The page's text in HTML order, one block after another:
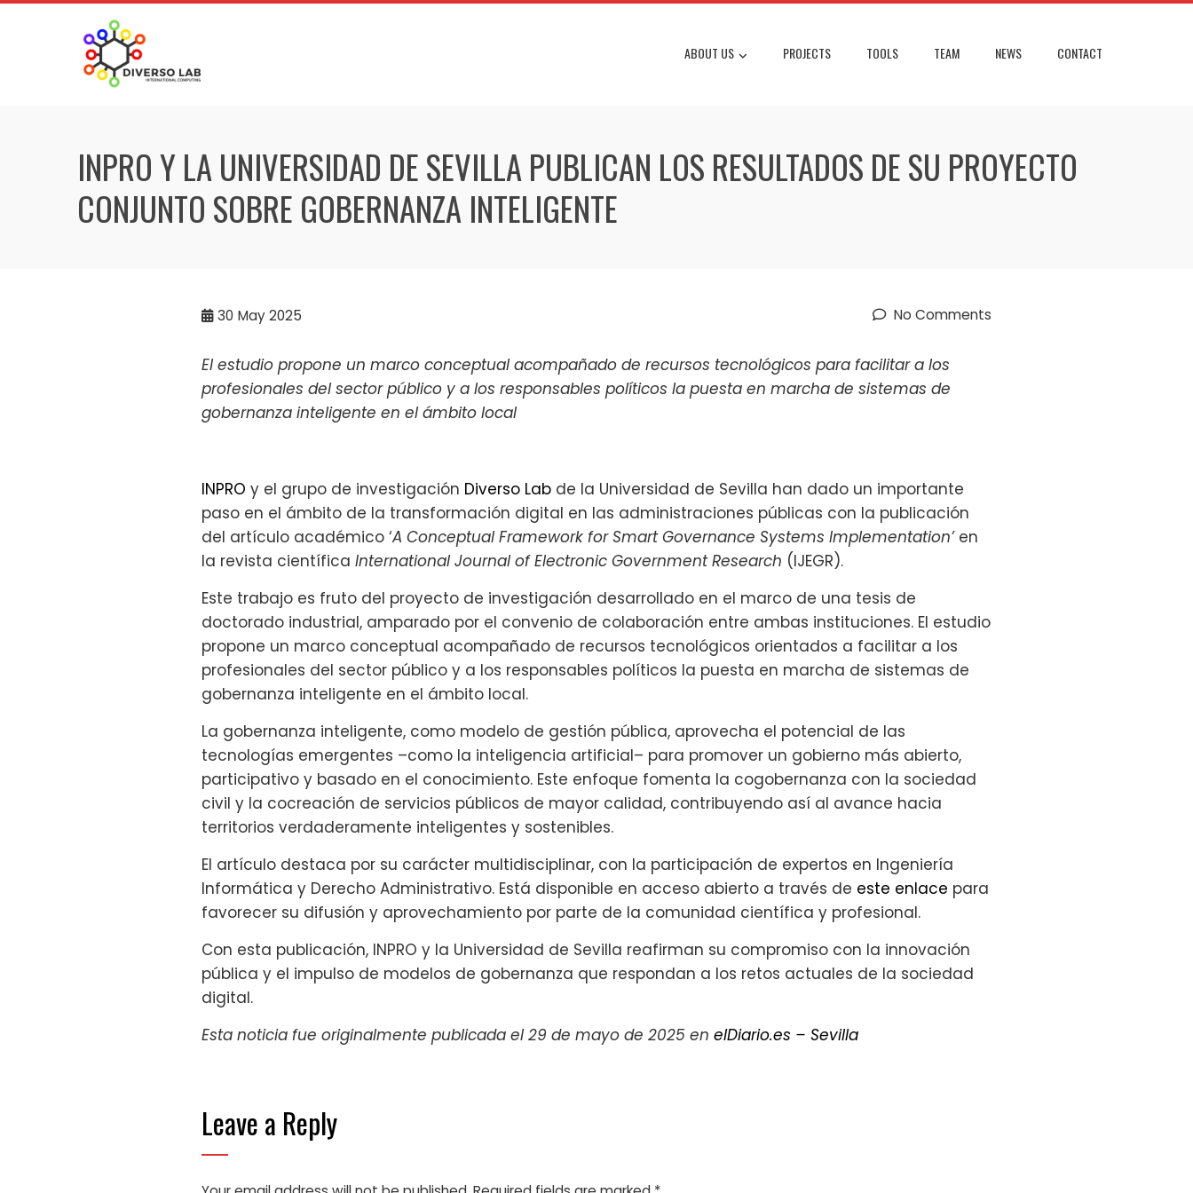
ABOUT US PROJECTS TOOLS TEAM NEWS CONTACT
INPRO Y LA UNIVERSIDAD DE SEVILLA PUBLICAN LOS RESULTADOS DE SU PROYECTO
CONJUNTO SOBRE GOBERNANZA INTELIGENTE
30 May 2025 No Comments
El estudio propone un marco conceptual acompañado de recursos tecnológicos para facilitar a los
profesionales del sector público y a los responsables políticos la puesta en marcha de sistemas de
gobernanza inteligente en el ámbito local
INPRO y el grupo de investigación Diverso Lab de la Universidad de Sevilla han dado un importante
paso en el ámbito de la transformación digital en las administraciones públicas con la publicación
del artículo académico ‘A Conceptual Framework for Smart Governance Systems Implementation’en
la revista científicaInternational Journal of Electronic Government Research (IJEGR).
Este trabajo es fruto del proyecto de investigación desarrollado en el marco de una tesis de
doctorado industrial, amparado por el convenio de colaboración entre ambas instituciones. El estudio
propone un marco conceptual acompañado de recursos tecnológicos orientados a facilitar a los
profesionales del sector público y a los responsables políticos la puesta en marcha de sistemas de
gobernanza inteligente en el ámbito local.
La gobernanza inteligente, como modelo de gestión pública, aprovecha el potencial de las
tecnologías emergentes –como la inteligencia artificial– para promover un gobierno más abierto,
participativo y basado en el conocimiento. Este enfoque fomenta la cogobernanza con la sociedad
civil y la cocreación de servicios públicos de mayor calidad, contribuyendo así al avance hacia
territorios verdaderamente inteligentes y sostenibles.
El artículo destaca por su carácter multidisciplinar, con la participación de expertos en Ingeniería
Informática y Derecho Administrativo. Está disponible en acceso abierto a través de este enlace para
favorecer su difusión y aprovechamiento por parte de la comunidad científica y profesional.
Con esta publicación, INPRO y la Universidad de Sevilla reafirman su compromiso con la innovación
pública y el impulso de modelos de gobernanza que respondan a los retos actuales de la sociedad
digital.
Esta noticia fue originalmente publicada el 29 de mayo de 2025 enelDiario.es – Sevilla
Leave a Reply